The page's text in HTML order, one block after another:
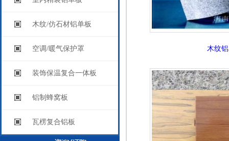
木纹/仿石材铝单板
空调/暖气保护罩
装饰保温复合一体板
铝制蜂窝板
瓦楞复合铝板
木纹